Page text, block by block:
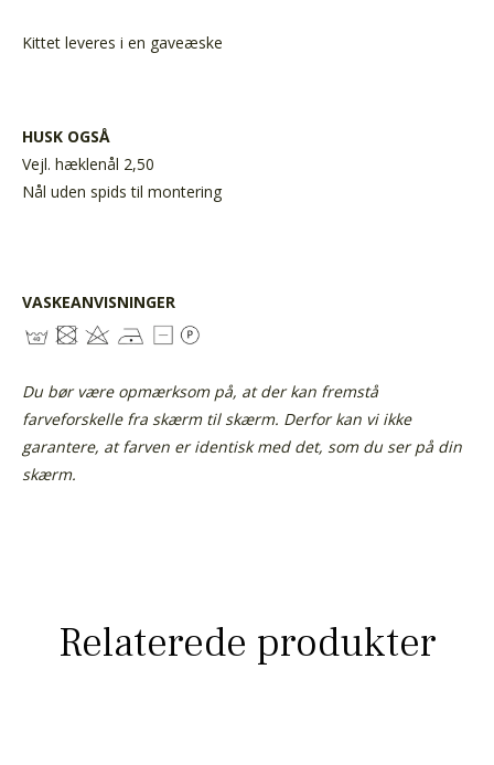
Kittet leveres i en gaveæske
HUSK OGSÅ
Vejl. hæklenål 2,50
Nål uden spids til montering
VASKEANVISNINGER
Du bør være opmærksom på, at der kan fremstå
farveforskelle fra skærm til skærm. Derfor kan vi ikke
garantere, at farven er identisk med det, som du ser på din
skærm.
Relaterede produkter